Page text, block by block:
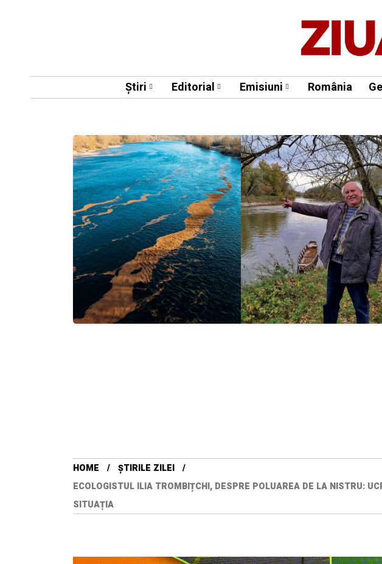
Știri Editorial Emisiuni România
HOME
ȘTIRILE ZILEI
ECOLOGISTUL ILIA TROMBIȚCHI, DESPRE POLUAREA DE LA NISTRU:
SITUAȚIA